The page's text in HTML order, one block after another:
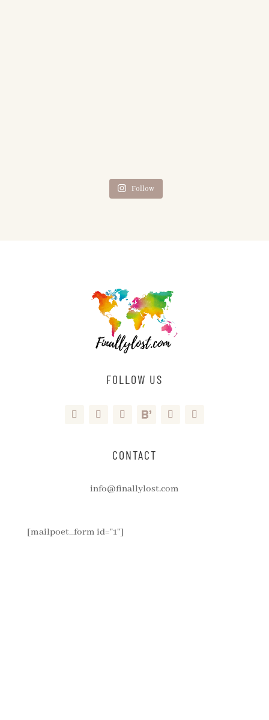
Follow
FOLLOW US
CONTACT
info@finallylost.com
[mailpoet_form id="1"]